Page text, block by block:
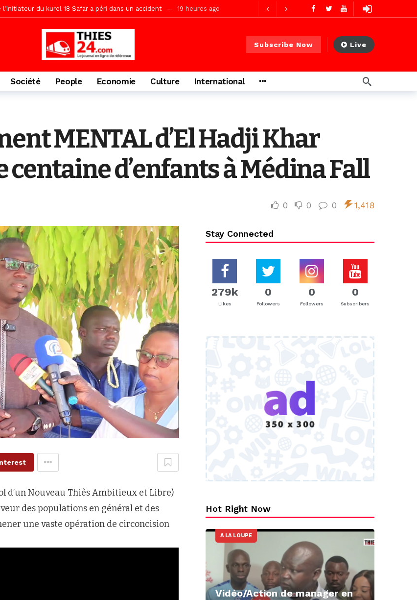
sécurité, eau, au coeur des priorités 19 heures ago
Thiès, mesures annoncées pour une réussite
reçoit ses premiers malades lundi 10 Août
ne peut se réduire au seul libéralisme (Lamine Diouck PS) 2 jours ago
du Khalif Général 2 jours ago
passagers, l’équivalent de 600 minibus
Subscribe Now Live
Société People Economie Culture International
MENTAL d’El Hadji Khar
d’enfants à Médina Fall
0 0 0 1,418
d’un Nouveau Thiès Ambitieux et Libre)
des populations en général et des
une vaste opération de circoncision
Stay Connected
279k
Likes
0
Followers
0
Followers
0
Subscribers
Hot Right Now
A LA LOUPE
Vidéo/Action de manager en